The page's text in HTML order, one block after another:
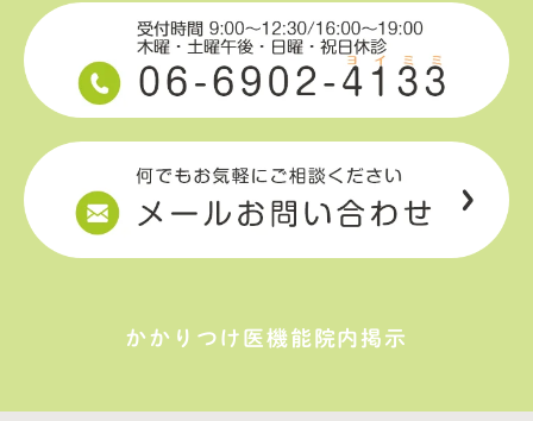
かかりつけ医機能院内掲示